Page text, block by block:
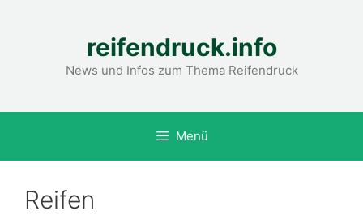
reifendruck.info
News und Infos zum Thema Reifendruck
Menü
Reifen